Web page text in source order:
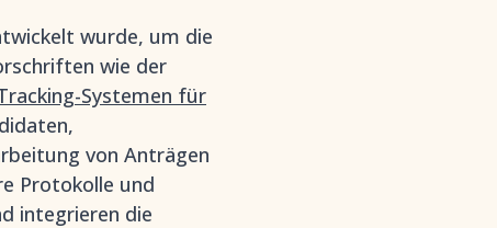
wurde, um die
wie der
Systemen für
von Anträgen
Protokolle und
integrieren die